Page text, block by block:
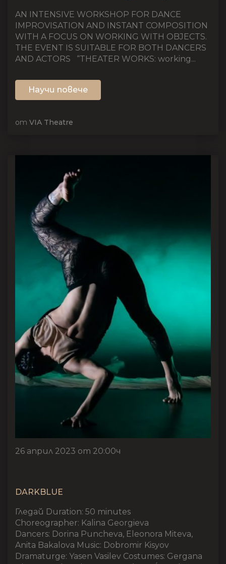
AN INTENSIVE WORKSHOP FOR DANCE
IMPROVISATION AND INSTANT COMPOSITION
WITH A FOCUS ON WORKING WITH OBJECTS.
THE EVENT IS SUITABLE FOR BOTH DANCERS
AND ACTORS “THEATER WORKS: working...
Научи повече
от VIA Theatre
26 април 2023 от 20:00ч
DARKBLUE
Гледай Duration: 50 minutes
Choreographer: Kalina Georgieva
Dancers: Dorina Puncheva, Eleonora Miteva,
Anita Bakalova Music: Dobromir Kisyov
Dramaturge: Yasen Vasilev Costumes: Gergana